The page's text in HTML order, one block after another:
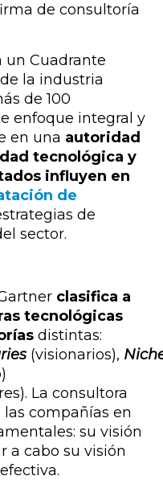
de consultoría
un Cuadrante
la industria
de 100
enfoque integral y
en una autoridad
tecnológica y
influyen en
de
de
sector.
clasifica a
tecnológicas
distintas:
(visionarios),
La consultora
compañías en
su visión
a cabo su visión